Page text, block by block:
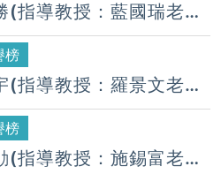
(指導教授：藍國瑞老
械工程學會第四十二
學生論文競賽」，榮獲
榜
(指導教授：羅景文老
械工程學會第四十二
學生論文競賽」，榮獲
榜
(指導教授：施錫富老